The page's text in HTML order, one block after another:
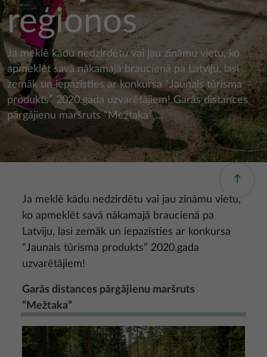
reģionos
Ja meklē kādu nedzirdētu vai jau zināmu vietu, ko
apmeklēt savā nākamajā braucienā pa Latviju, lasi
zemāk un iepazīsties ar konkursa “Jaunais tūrisma
produkts” 2020.gada uzvarētājiem! Garās distances
pārgājienu maršruts “Mežtaka” ...
Ja meklē kādu nedzirdētu vai jau zināmu vietu,
ko apmeklēt savā nākamajā braucienā pa
Latviju, lasi zemāk un iepazīsties ar konkursa
“Jaunais tūrisma produkts” 2020.gada
uzvarētājiem!
Garās distances pārgājienu maršruts
“Mežtaka”
Attēls